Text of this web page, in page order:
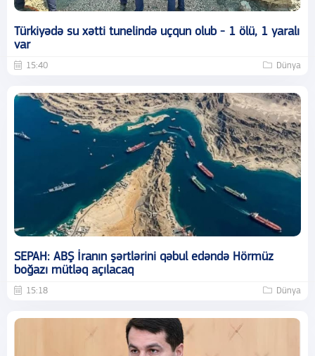
Türkiyədə su xətti tunelində uçqun olub - 1 ölü, 1 yaralı
var
15:40 Dünya
SEPAH: ABŞ İranın şərtlərini qəbul edəndə Hörmüz
boğazı mütləq açılacaq
15:18 Dünya